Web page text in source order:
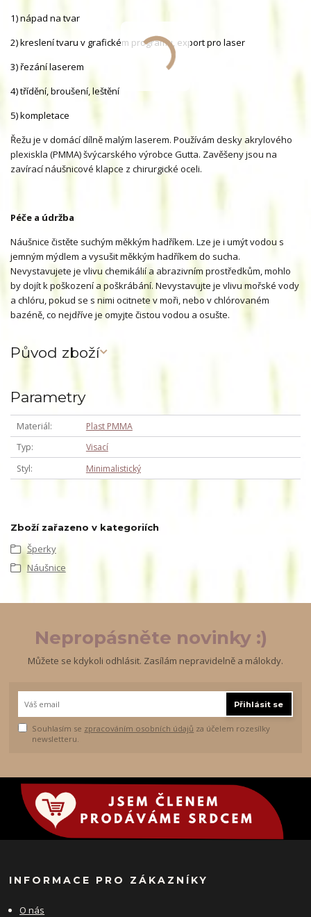
1) nápad na tvar
2)kreslení tvaru v grafickém programu, export pro laser
3) řezání laserem
4) třídění, broušení, leštění
5) kompletace
Řežu je v domácí dílně malým laserem. Používám desky akrylového
plexiskla (PMMA) švýcarského výrobce Gutta. Zavěšeny jsou na
zavírací náušnicové klapce z chirurgické oceli.
Péče a údržba
Náušnice čistěte suchým měkkým hadříkem. Lze je i umýt vodou s
jemným mýdlem a vysušit měkkým hadříkem do sucha.
Nevystavujete je vlivu chemikálií a abrazivním prostředkům, mohlo
by dojít k poškození a poškrábání. Nevystavujte je vlivu mořské vody
a chlóru, pokud se s nimi ocitnete v moři, nebo v chlórovaném
bazéně, co nejdříve je omyjte čistou vodou a osušte.
Původ zboží
Parametry
Materiál
Plast PMMA
Typ
Visací
Styl
Minimalistický
Zboží zařazeno v kategoriích
Šperky
Náušnice
Nepropásněte novinky :)
Můžete se kdykoli odhlásit. Zasílám nepravidelně a málokdy.
Přihlásit se
Souhlasím se zpracováním osobních údajů za účelem rozesílky
newsletteru.
INFORMACE PRO ZÁKAZNÍKY
O nás